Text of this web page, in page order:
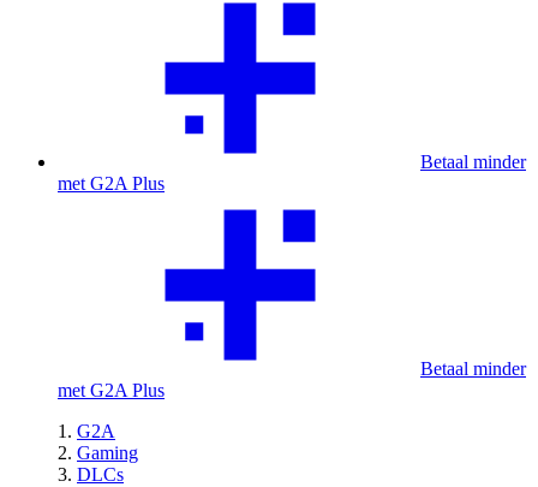
Betaal minder
met G2A Plus
Betaal minder
met G2A Plus
G2A
Gaming
DLCs